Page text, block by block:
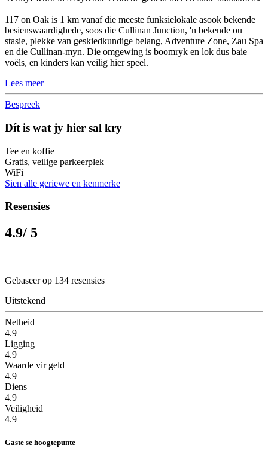
117 on Oak is 1 km vanaf die meeste funksielokale asook bekende
besienswaardighede, soos die Cullinan Junction, 'n bekende ou
stasie, plekke van geskiedkundige belang, Adventure Zone, Zau Spa
en die Cullinan-myn. Die omgewing is boomryk en lok dus baie
voëls, en kinders kan veilig hier speel.
Lees meer
Bespreek
Dít is wat jy hier sal kry
Tee en koffie
Gratis, veilige parkeerplek
WiFi
Sien alle geriewe en kenmerke
Resensies
4.9/ 5
Gebaseer op 134 resensies
Uitstekend
Netheid
4.9
Ligging
4.9
Waarde vir geld
4.9
Diens
4.9
Veiligheid
4.9
Gaste se hoogtepunte